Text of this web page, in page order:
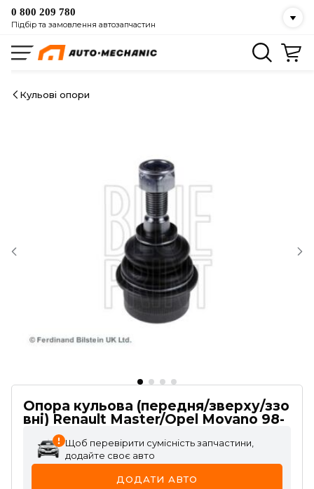
0 800 209 780
Підбір та замовлення автозапчастин
Кульові опори
Опора кульова (передня/зверху/ззо
вні) Renault Master/Opel Movano 98-
Щоб перевірити сумісність запчастини,
додайте своє авто
ДОДАТИ АВТО